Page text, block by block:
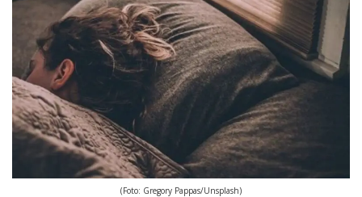
(Foto: Gregory Pappas/Unsplash)